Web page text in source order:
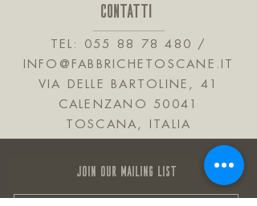
CONTATTI
TEL: 055 88 78 480
/
INFO@FABBRICHETOSCANE.IT
VIA DELLE BARTOLINE, 41
CALENZANO 50041
TOSCANA, ITALIA
JOIN OUR MAILING LIST